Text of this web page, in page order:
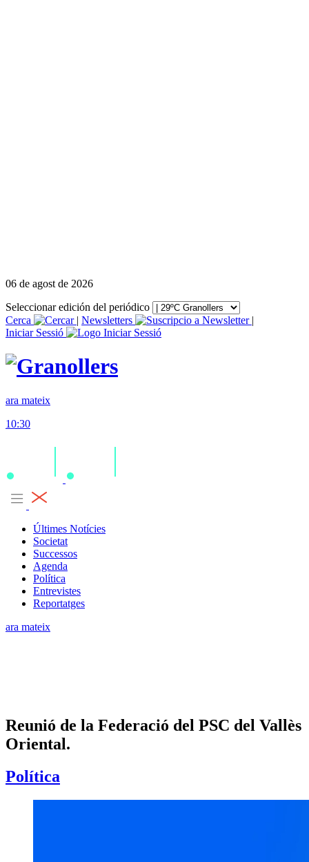
06 de agost de 2026
Seleccionar edición del periódico
Cerca
| Newsletters
|
Iniciar Sessió
ara mateix
10:30
Últimes Notícies
Societat
Successos
Agenda
Política
Entrevistes
Reportatges
ara mateix
Reunió de la Federació del PSC del Vallès
Oriental.
Política